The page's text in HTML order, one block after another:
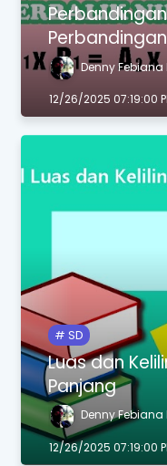
Denny
12/26/2025 07:19:00
SD
Luas dan
Panjang
Denny
12/26/2025 07:19:00